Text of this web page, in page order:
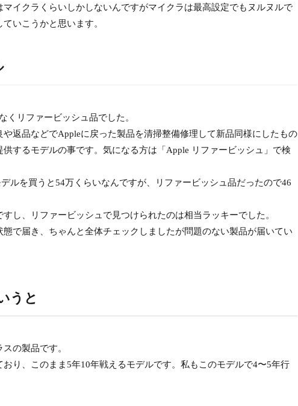
イクラくらいしかしないんですがマイクラは最高設定でもヌルヌルで
いこうかと思います。
リファービッシュ品でした。
返品などでAppleに戻った製品を清掃整備修理して新品同様にしたもの
するモデルの事です。気になる方は「Apple リファービッシュ」で検
ルを買うと54万くらいなんですが、リファービッシュ品だったので46
し、リファービッシュで見つけられたのは相当ラッキーでした。
で届き、ちゃんと全体チェックしましたが問題のない製品が届いてい
うと
の製品です。
り、このまま5年10年戦えるモデルです。私もこのモデルで4〜5年行